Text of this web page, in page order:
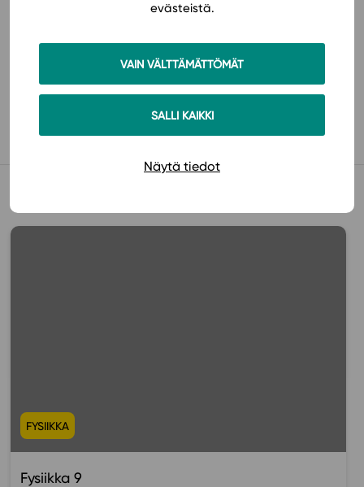
evästeistä.
VAIN VÄLTTÄMÄTTÖMÄT
SALLI KAIKKI
Näytä tiedot
Käyttöönotto
FYSIIKKA
Fysiikka 9